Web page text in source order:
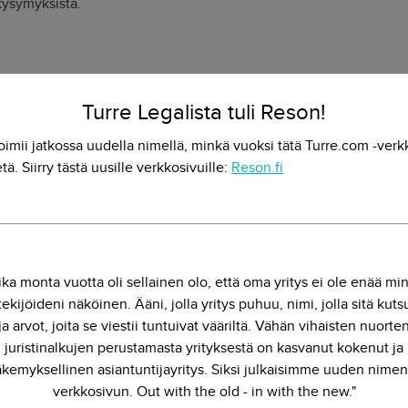
maisteriksi (OTM) Turun yliopistosta vuonna 2021.
sekä teknologiaoikeuteen ja siihen liittyviin
toimeksiannoissa erilaisten IT- ja
liittyvissä kysymyksissä. Tämän lisäksi Miikka on auttanut
heidän henkilöstönhallintaansa liittyvät asiat kuntoon.
Turre Legalista tuli Reson!
jatkossa uudella nimellä, minkä vuoksi tätä Turre.com -
Siirry tästä uusille verkkosivuille: Reson.fi
monta vuotta oli sellainen olo, että oma yritys ei ole enää
näköinen. Ääni, jolla yritys puhuu, nimi, jolla sitä
ja arvot, joita se viestii tuntuivat vääriltä. Vähän vihaisten nuorten
juristinalkujen perustamasta yrityksestä on kasvanut kokenut ja
asiantuntijayritys. Siksi julkaisimme uuden
verkkosivun. Out with the old - in with the new."